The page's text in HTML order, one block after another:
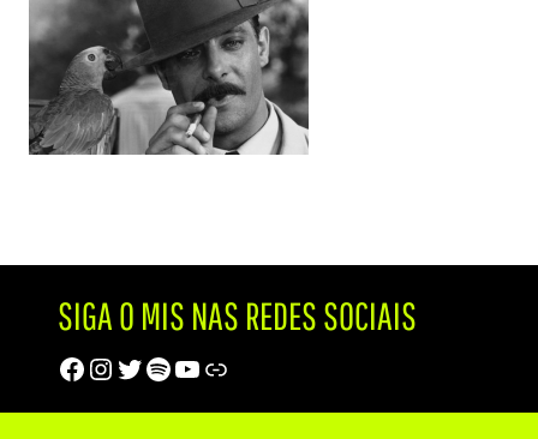
SIGA O MIS NAS REDES SOCIAIS
Facebook
Instagram
Twitter
Spotify
Youtube
Trip Advisor